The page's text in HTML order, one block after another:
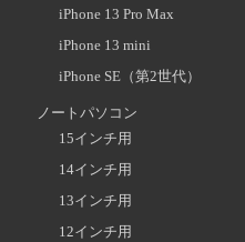
iPhone 13 Pro Max
iPhone 13 mini
iPhone SE（第2世代）
ノートパソコン
15インチ用
14インチ用
13インチ用
12インチ用